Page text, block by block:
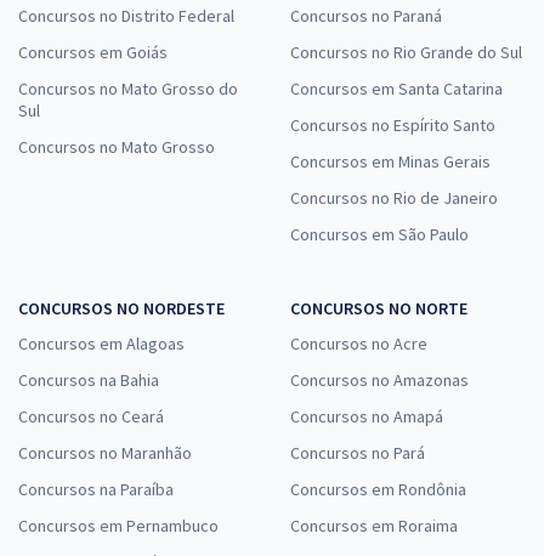
Concursos no Distrito Federal
Concursos em Goiás
Concursos no Mato Grosso do
Sul
Concursos no Mato Grosso
Concursos no Paraná
Concursos no Rio Grande do Sul
Concursos em Santa Catarina
Concursos no Espírito Santo
Concursos em Minas Gerais
Concursos no Rio de Janeiro
Concursos em São Paulo
CONCURSOS NO NORDESTE
Concursos em Alagoas
Concursos na Bahia
Concursos no Ceará
Concursos no Maranhão
Concursos na Paraíba
Concursos em Pernambuco
CONCURSOS NO NORTE
Concursos no Acre
Concursos no Amazonas
Concursos no Amapá
Concursos no Pará
Concursos em Rondônia
Concursos em Roraima